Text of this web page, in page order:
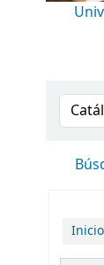
Inicio